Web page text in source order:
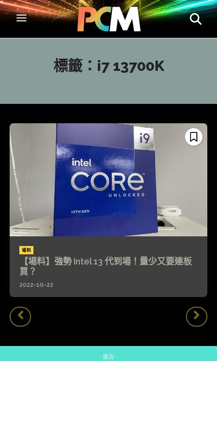
標籤： i7 13700K
場料
【場料】強勢 Intel 13 代到場！量少又要連板
買？
2022-10-22
- 廣告 -